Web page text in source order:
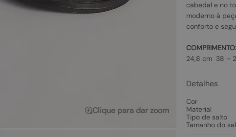
Clique para dar zoom
cabedal e no
moderno à
conforto e
COMPRIMENTO:
24,8 cm 38 –
Detalhes
Cor
Material
Tipo de salto
Tamanho do